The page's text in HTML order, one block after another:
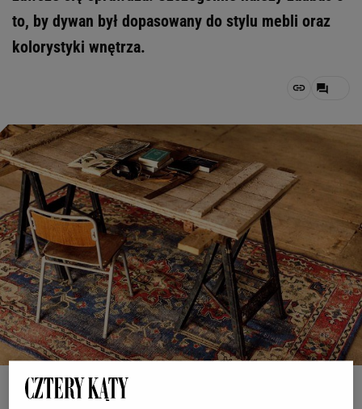
to, by dywan był dopasowany do stylu mebli oraz
kolorystyki wnętrza.
Fot. Formazone / ladnydom.pl